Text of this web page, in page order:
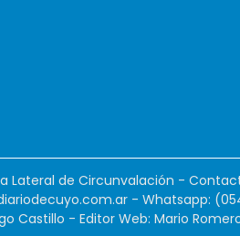
Lateral de Circunvalación -
- Whatsapp:
Castillo - Editor Web: Mario